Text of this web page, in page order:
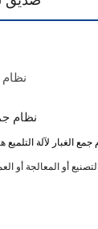
نظام
جمع الغبار لآلة التلميع
التصنيع أو المعالجة